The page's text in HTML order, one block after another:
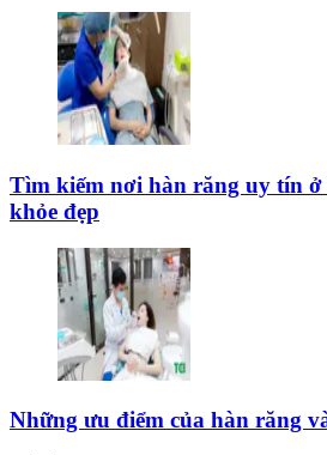
Tìm kiếm nơi hàn răng uy tín ở
khỏe đẹp
Những ưu điểm của hàn răng